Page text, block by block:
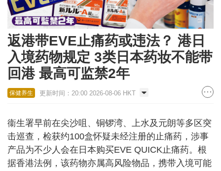
返港带EVE止痛药或违法？ 港日
入境药物规定 3类日本药妆不能带
回港 最高可监禁2年
保健养生 更新时间：20:00 2026-08-06 HKT
衞生署早前在尖沙咀、铜锣湾、上水及元朗等多区突
击巡查，检获约100盒怀疑未经注册的止痛药，涉事
产品为不少人会在日本购买EVE QUICK止痛药。根
据香港法例，该药物亦属高风险物品，携带入境可能